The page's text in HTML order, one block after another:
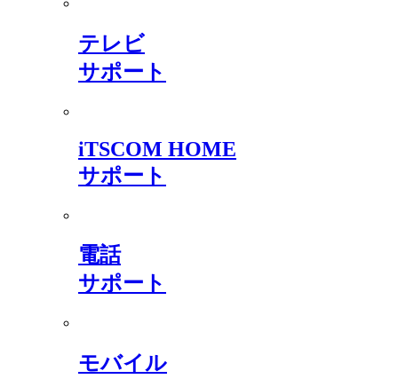
テレビ
サポート
iTSCOM HOME
サポート
電話
サポート
モバイル